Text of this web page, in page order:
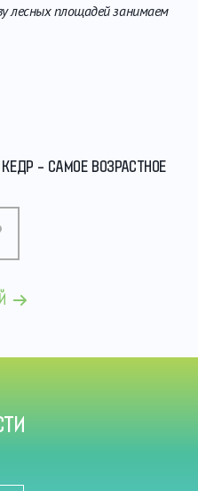
лесных площадей занимаем
– САМОЕ ВОЗРАСТНОЕ